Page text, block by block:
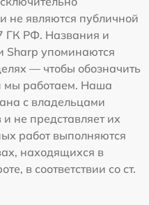
не являются публичной
ГК РФ. Названия и
Sharp упоминаются
— чтобы обозначить
мы работаем. Наша
с владельцами
не представляет их
работ выполняются
находящихся в
в соответствии со ст.